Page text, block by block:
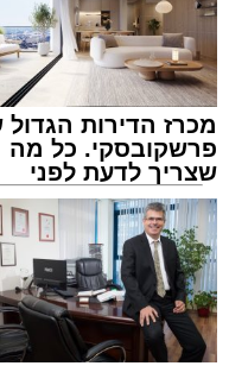
מכרז הדירות
פרשקובסקי. כל מה
שצריך לדעת לפני
שמגישים הצעה
באשדוד